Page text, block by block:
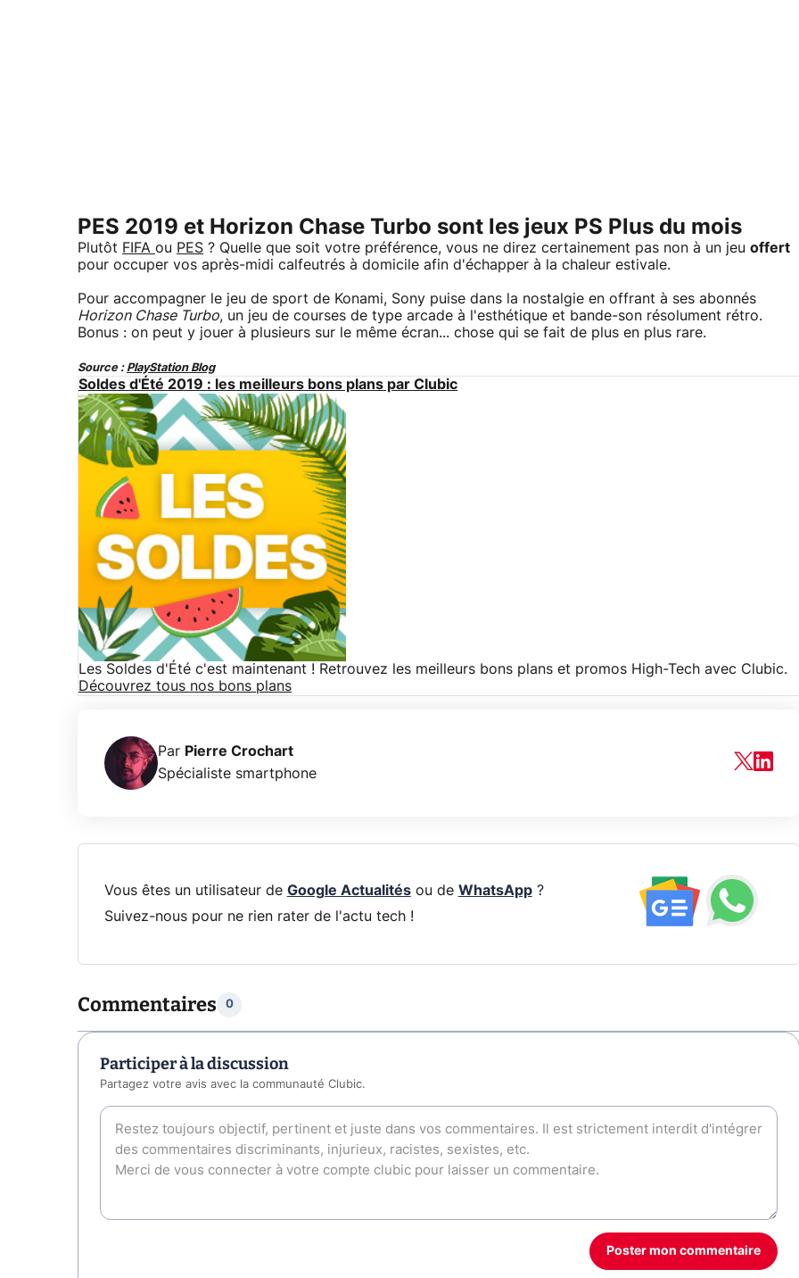
PES 2019 et Horizon Chase Turbo sont les jeux PS Plus du mois
Plutôt FIFA ou PES ? Quelle que soit votre préférence, vous ne direz certainement pas non à un jeu offert
pour occuper vos après-midi calfeutrés à domicile afin d'échapper à la chaleur estivale.
Pour accompagner le jeu de sport de Konami, Sony puise dans la nostalgie en offrant à ses abonnés
Horizon Chase Turbo, un jeu de courses de type arcade à l'esthétique et bande-son résolument rétro.
Bonus : on peut y jouer à plusieurs sur le même écran... chose qui se fait de plus en plus rare.
Source : PlayStation Blog
Soldes d'Été 2019 : les meilleurs bons plans par Clubic
Les Soldes d'Été c'est maintenant ! Retrouvez les meilleurs bons plans et promos High-Tech avec Clubic.
Découvrez tous nos bons plans
Par Pierre Crochart
Spécialiste smartphone
Vous êtes un utilisateur de Google Actualitésou de WhatsApp?
Suivez-nous pour ne rien rater de l'actu tech !
Commentaires 0
Participer à la discussion
Partagez votre avis avec la communauté Clubic.
Poster mon commentaire